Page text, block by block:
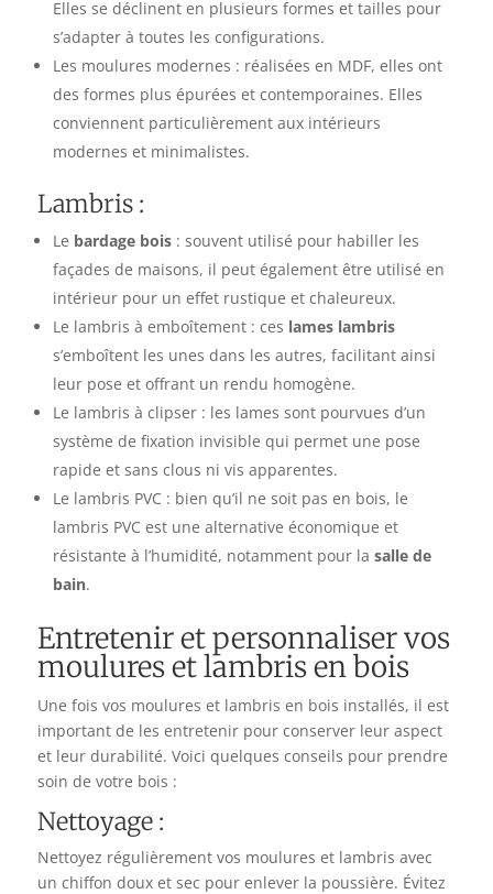
Elles se déclinent en plusieurs formes et tailles pour
s’adapter à toutes les configurations.
Les moulures modernes : réalisées en MDF, elles ont
des formes plus épurées et contemporaines. Elles
conviennent particulièrement aux intérieurs
modernes et minimalistes.
Lambris :
Le bardage bois: souvent utilisé pour habiller les
façades de maisons, il peut également être utilisé en
intérieur pour un effet rustique et chaleureux.
Le lambris à emboîtement : ces lames lambris
s’emboîtent les unes dans les autres, facilitant ainsi
leur pose et offrant un rendu homogène.
Le lambris à clipser : les lames sont pourvues d’un
système de fixation invisible qui permet une pose
rapide et sans clous ni vis apparentes.
Le lambris PVC : bien qu’il ne soit pas en bois, le
lambris PVC est une alternative économique et
résistante à l’humidité, notamment pour la salle de
bain.
Entretenir et personnaliser vos
moulures et lambris en bois
Une fois vos moulures et lambris en bois installés, il est
important de les entretenir pour conserver leur aspect
et leur durabilité. Voici quelques conseils pour prendre
soin de votre bois :
Nettoyage :
Nettoyez régulièrement vos moulures et lambris avec
un chiffon doux et sec pour enlever la poussière. Évitez